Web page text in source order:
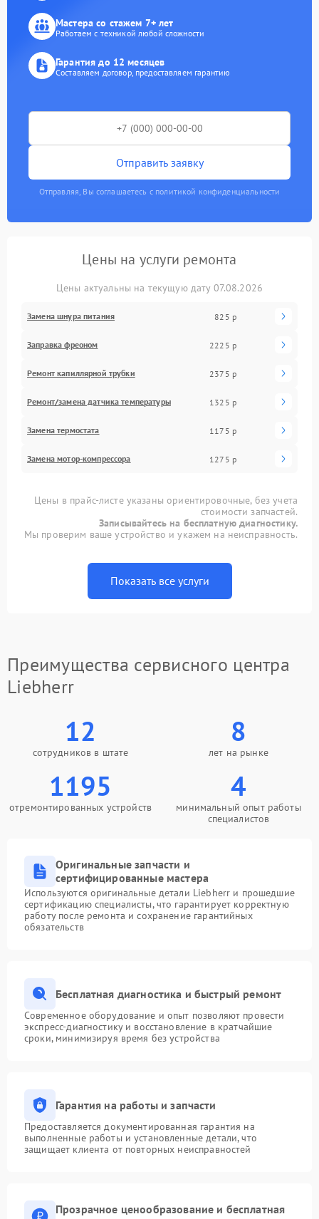
Мастера со стажем 7+ лет
Работаем с техникой любой сложности
Гарантия до 12 месяцев
Составляем договор, предоставляем гарантию
Отправить заявку
Отправляя, Вы соглашаетесь с политикой конфиденциальности
Цены на услуги ремонта
Цены актуальны на текущую дату 07.08.2026
Замена шнура питания 825 р
Заправка фреоном 2225 р
Ремонт капиллярной трубки 2375 р
Ремонт/замена датчика температуры 1325 р
Замена термостата 1175 р
Замена мотор-компрессора 1275 р
Цены в прайс-листе указаны ориентировочные, без учета
стоимости запчастей.
Записывайтесь на бесплатную диагностику.
Мы проверим ваше устройство и укажем на неисправность.
Показать все услуги
Преимущества сервисного центра
Liebherr
12
сотрудников в штате
8
лет на рынке
1195
отремонтированных устройств
4
минимальный опыт работы
специалистов
Оригинальные запчасти и
сертифицированные мастера
Используются оригинальные детали Liebherr и прошедшие
сертификацию специалисты, что гарантирует корректную
работу после ремонта и сохранение гарантийных
обязательств
Бесплатная диагностика и быстрый ремонт
Современное оборудование и опыт позволяют провести
экспресс-диагностику и восстановление в кратчайшие
сроки, минимизируя время без устройства
Гарантия на работы и запчасти
Предоставляется документированная гарантия на
выполненные работы и установленные детали, что
защищает клиента от повторных неисправностей
Прозрачное ценообразование и бесплатная